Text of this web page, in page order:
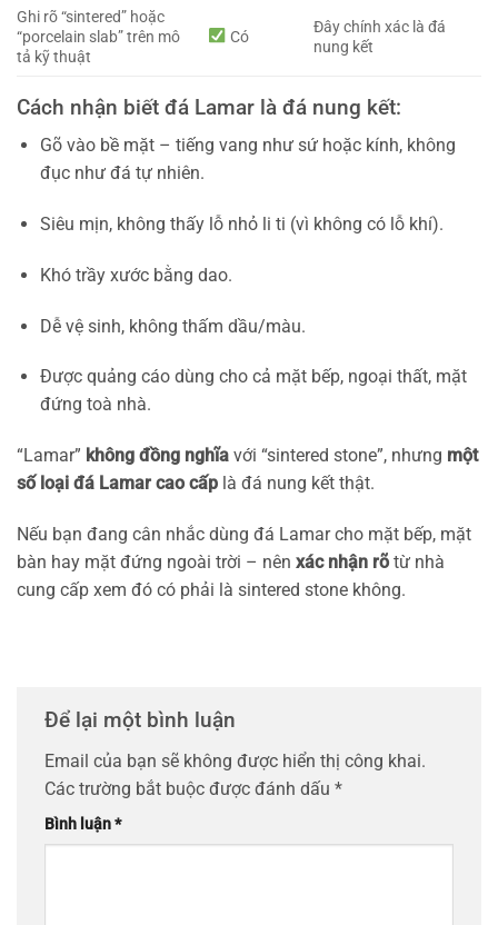
Ghi rõ “sintered” hoặc
“porcelain slab” trên mô
tả kỹ thuật
Có
Đây chính xác là đá
nung kết
Cách nhận biết đá Lamar là đá nung kết:
Gõ vào bề mặt – tiếng vang như sứ hoặc kính, không
đục như đá tự nhiên.
Siêu mịn, không thấy lỗ nhỏ li ti (vì không có lỗ khí).
Khó trầy xước bằng dao.
Dễ vệ sinh, không thấm dầu/màu.
Được quảng cáo dùng cho cả mặt bếp, ngoại thất, mặt
đứng toà nhà.
“Lamar” không đồng nghĩa với “sintered stone”, nhưng một
số loại đá Lamar cao cấp là đá nung kết thật.
Nếu bạn đang cân nhắc dùng đá Lamar cho mặt bếp, mặt
bàn hay mặt đứng ngoài trời – nên xác nhận rõ từ nhà
cung cấp xem đó có phải là sintered stone không.
Để lại một bình luận
Email của bạn sẽ không được hiển thị công khai.
Các trường bắt buộc được đánh dấu *
Bình luận*